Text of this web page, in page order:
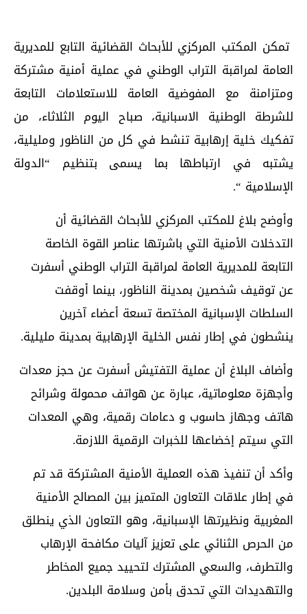
تمكن المكتب المركزي للأبحاث القضائية التابع للمديرية
العامة لمراقبة التراب الوطني في عملية أمنية مشتركة
ومتزامنة مع المفوضية العامة للاستعلامات التابعة
للشرطة الوطنية الاسبانية، صباح اليوم الثلاثاء، من
تفكيك خلية إرهابية تنشط في كل من الناظور ومليلية،
يشتبه في ارتباطها بما يسمى بتنظيم “الدولة
الإسلامية “.
وأوضح بلاغ للمكتب المركزي للأبحاث القضائية أن
التدخلات الأمنية التي باشرتها عناصر القوة الخاصة
التابعة للمديرية العامة لمراقبة التراب الوطني أسفرت
عن توقيف شخصين بمدينة الناظور، بينما أوقفت
السلطات الإسبانية المختصة تسعة أعضاء آخرين
ينشطون في إطار نفس الخلية الإرهابية بمدينة مليلية.
وأضاف البلاغ أن عملية التفتيش أسفرت عن حجز معدات
وأجهزة معلوماتية، عبارة عن هواتف محمولة وشرائح
هاتف وجهاز حاسوب و دعامات رقمية، وهي المعدات
التي سيتم إخضاعها للخبرات الرقمية اللازمة.
وأكد أن تنفيذ هذه العملية الأمنية المشتركة قد تم
في إطار علاقات التعاون المتميز بين المصالح الأمنية
المغربية ونظيرتها الإسبانية، وهو التعاون الذي ينطلق
من الحرص الثنائي على تعزيز آليات مكافحة الإرهاب
والتطرف، والسعي المشترك لتحييد جميع المخاطر
والتهديدات التي تحدق بأمن وسلامة البلدين.